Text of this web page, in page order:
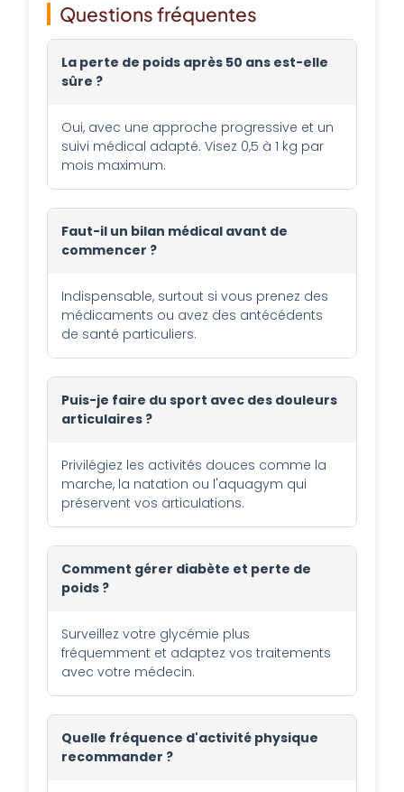
Questions fréquentes
La perte de poids après 50 ans est-elle
sûre ?
Oui, avec une approche progressive et un
suivi médical adapté. Visez 0,5 à 1 kg par
mois maximum.
Faut-il un bilan médical avant de
commencer ?
Indispensable, surtout si vous prenez des
médicaments ou avez des antécédents
de santé particuliers.
Puis-je faire du sport avec des douleurs
articulaires ?
Privilégiez les activités douces comme la
marche, la natation ou l'aquagym qui
préservent vos articulations.
Comment gérer diabète et perte de
poids ?
Surveillez votre glycémie plus
fréquemment et adaptez vos traitements
avec votre médecin.
Quelle fréquence d'activité physique
recommander ?